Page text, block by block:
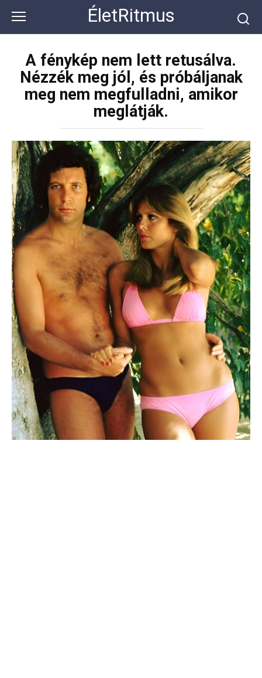
контенту
ÉletRitmus
A fénykép nem lett retusálva.
Nézzék meg jól, és próbáljanak
meg nem megfulladni, amikor
meglátják.